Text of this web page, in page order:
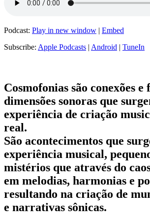
Podcast: Play in new window | Embed
Subscribe: Apple Podcasts | Android | TuneIn
Cosmofonias são conexões e
dimensões sonoras que
experiência de criação
real.
São acontecimentos que
experiência musical,
mistérios que através do
em melodias, harmonias e
resultando na criação de
e narrativas sônicas.